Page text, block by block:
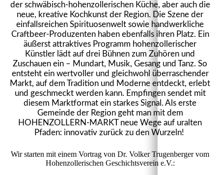
der schwäbisch-hohenzollerischen Küche, aber auch die
neue, kreative Kochkunst der Region. Die Szene der
einfallsreichen Spirituosenwelt sowie handwerkliche
Craftbeer-Produzenten haben ebenfalls ihren Platz. Ein
äußerst attraktives Programm hohenzollerischer
Künstler lädt auf drei Bühnen zum Zuhören und
Zuschauen ein – Mundart, Musik, Gesang und Tanz. So
entsteht ein wertvoller und gleichwohl überraschender
Markt, auf dem Tradition und Moderne entdeckt, erlebt
und geschmeckt werden kann. Empfingen sendet mit
diesem Marktformat ein starkes Signal. Als erste
Gemeinde der Region geht man mit dem
HOHENZOLLERN-MARKT neue Wege auf uralten
Pfaden: innovativ zurück zu den Wurzeln!
Wir starten mit einem Vortrag von Dr. Volker Trugenberger vom
Hohenzollerischen Geschichtsverein e.V.: